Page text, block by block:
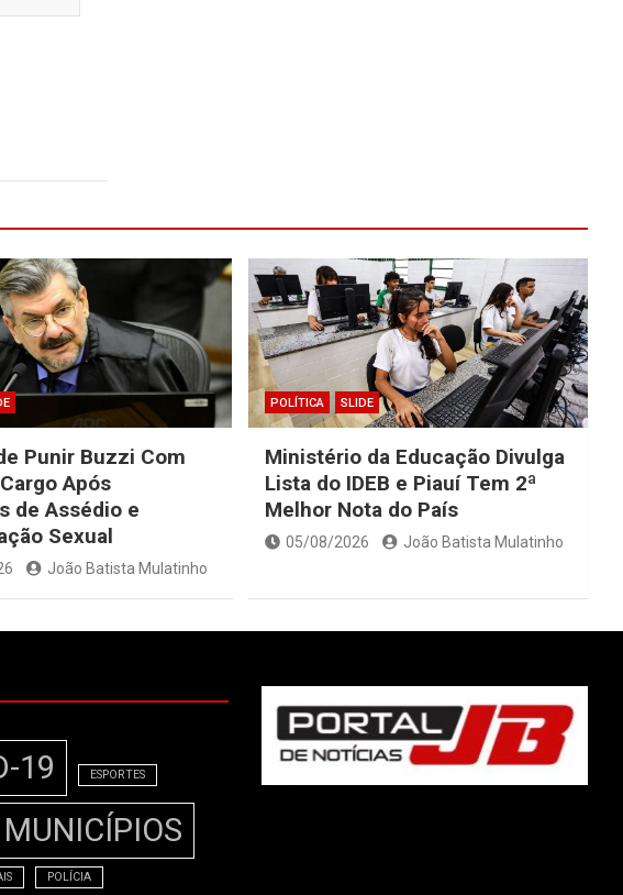
Punir Buzzi Com
Após
de Assédio e
Sexual
João Batista Mulatinho
POLÍTICA SLIDE
Ministério da Educação Divulga
Lista do IDEB e Piauí Tem 2ª
Melhor Nota do País
05/08/2026 João Batista Mulatinho
19 ESPORTES
MUNICÍPIOS
POLÍCIA